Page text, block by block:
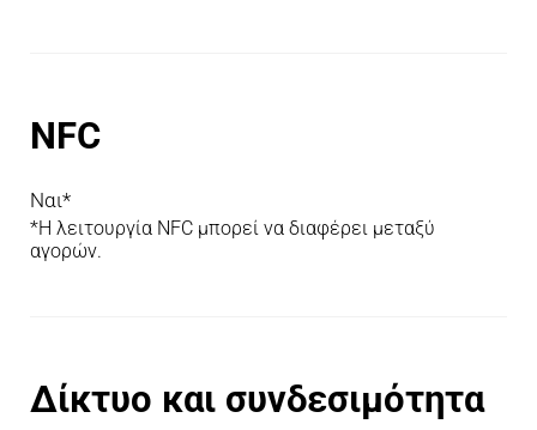
NFC
Ναι*
*Η λειτουργία NFC μπορεί να διαφέρει μεταξύ
αγορών.
Δίκτυο και συνδεσιμότητα